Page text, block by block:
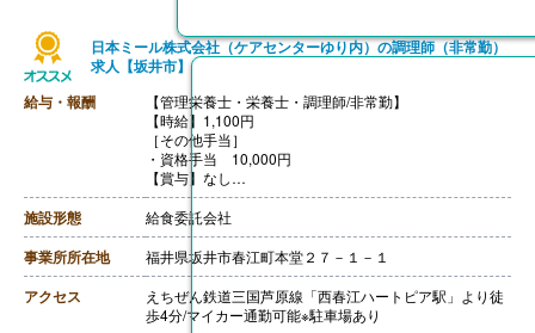
日本ミール株式会社（ケアセンターゆり内）の調理師（非常勤）
求人【坂井市】
給与・報酬
【管理栄養士・栄養士・調理師/非常勤】
【時給】1,100円
［その他手当］
・資格手当 10,000円
【賞与】なし
【通勤手当】あり（上限15,000円/月）
【昇給】あり（1.0-3.0％）※前年度実績
【退職金】なし
施設形態 給食委託会社
事業所所在地 福井県坂井市春江町本堂２７－１－１
アクセス
えちぜん鉄道三国芦原線「西春江ハートピア駅」より徒
歩4分/マイカー通勤可能※駐車場あり